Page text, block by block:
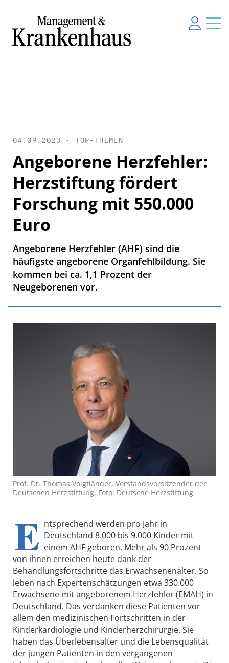
04.09.2023 •TOP-THEMEN
Angeborene Herzfehler:
Herzstiftung fördert
Forschung mit 550.000
Euro
Angeborene Herzfehler (AHF) sind die
häufigste angeborene Organfehlbildung. Sie
kommen bei ca. 1,1 Prozent der
Neugeborenen vor.
Prof. Dr. Thomas Voigtländer, Vorstandsvorsitzender der
Deutschen Herzstiftung, Foto: Deutsche Herzstiftung
E ntsprechend werden pro Jahr in
Deutschland 8.000 bis 9.000 Kinder mit
einem AHF geboren. Mehr als 90 Prozent
von ihnen erreichen heute dank der
Behandlungsfortschritte das Erwachsenenalter. So
leben nach Expertenschätzungen etwa 330.000
Erwachsene mit angeborenem Herzfehler (EMAH) in
Deutschland. Das verdanken diese Patienten vor
allem den medizinischen Fortschritten in der
Kinderkardiologie und Kinderherzchirurgie. Sie
haben das Überlebensalter und die Lebensqualität
der jungen Patienten in den vergangenen